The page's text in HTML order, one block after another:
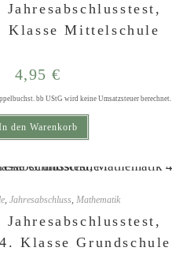
Jahresabschlusstest,
Klasse Mittelschule
4,95€
bb UStG wird keine Umsatzsteuer berechnet.
den Warenkorb
, Jahresabschluss Mathematik
Jahresabschlusstest,
Klasse Grundschule